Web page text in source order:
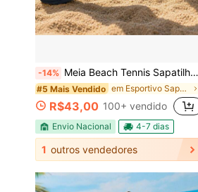
-14% Meia Beach Tennis Sapatilha Fut Volei macia confortavel Esportiva Areia Praia
#5 Mais Vendido em Esportivo Sapatos Femininos Outdoor
R$43,00 100+ vendido
Envio Nacional 4-7 dias
1 outros vendedores